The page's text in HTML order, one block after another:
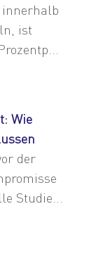
ist
Wie
der
Studie...